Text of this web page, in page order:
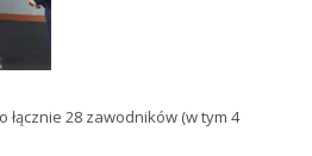
łącznie 28 zawodników (w tym 4